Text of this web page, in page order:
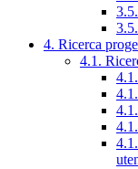
4. Ricerca
4.1.